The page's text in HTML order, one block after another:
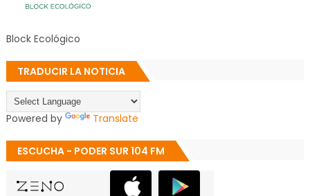
Block Ecológico
TRADUCIR LA NOTICIA
Powered by Translate
ESCUCHA - PODER SUR 104 FM